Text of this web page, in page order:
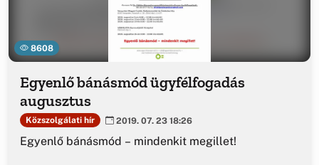
8608
Egyenlő bánásmód ügyfélfogadás
augusztus
Közszolgálati hír 2019. 07. 23 18:26
Egyenlő bánásmód – mindenkit megillet!